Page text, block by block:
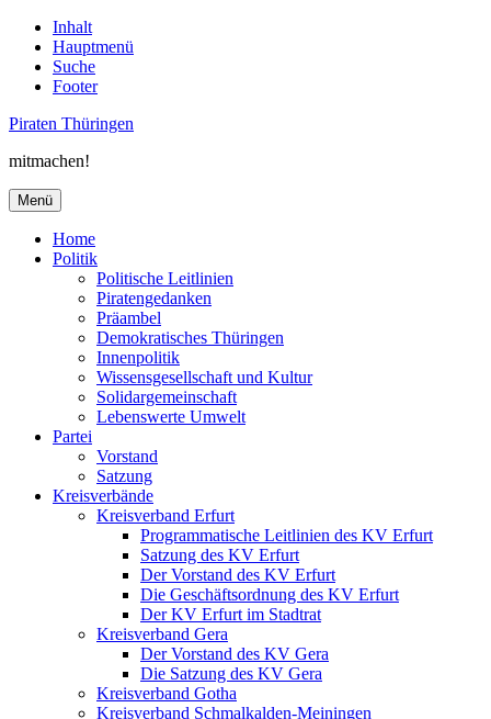
Inhalt
Hauptmenü
Suche
Footer
Piraten Thüringen
mitmachen!
Menü
Home
Politik
Politische Leitlinien
Piratengedanken
Präambel
Demokratisches Thüringen
Innenpolitik
Wissensgesellschaft und Kultur
Solidargemeinschaft
Lebenswerte Umwelt
Partei
Vorstand
Satzung
Kreisverbände
Kreisverband Erfurt
Programmatische Leitlinien des KV Erfurt
Satzung des KV Erfurt
Der Vorstand des KV Erfurt
Die Geschäftsordnung des KV Erfurt
Der KV Erfurt im Stadtrat
Kreisverband Gera
Der Vorstand des KV Gera
Die Satzung des KV Gera
Kreisverband Gotha
Kreisverband Schmalkalden-Meiningen